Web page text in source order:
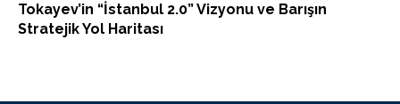
Tokayev’in “İstanbul 2.0” Vizyonu ve Barışın
Stratejik Yol Haritası